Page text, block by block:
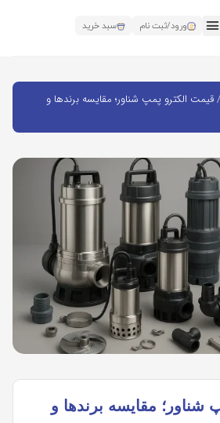
ورود/ثبت نام سبد خرید
الکترو پمپ شناور؛ مقایسه برندها و
شناور؛ مقایسه برندها و